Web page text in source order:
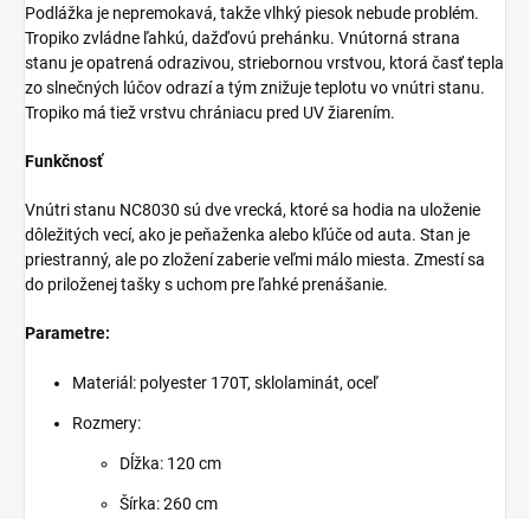
Podlážka je nepremokavá, takže vlhký piesok nebude problém.
Tropiko zvládne ľahkú, dažďovú prehánku. Vnútorná strana
stanu je opatrená odrazivou, striebornou vrstvou, ktorá časť tepla
zo slnečných lúčov odrazí a tým znižuje teplotu vo vnútri stanu.
Tropiko má tiež vrstvu chrániacu pred UV žiarením.
Funkčnosť
Vnútri stanu NC8030 sú dve vrecká, ktoré sa hodia na uloženie
dôležitých vecí, ako je peňaženka alebo kľúče od auta. Stan je
priestranný, ale po zložení zaberie veľmi málo miesta. Zmestí sa
do priloženej tašky s uchom pre ľahké prenášanie.
Parametre:
Materiál: polyester 170T, sklolaminát, oceľ
Rozmery:
Dĺžka: 120 cm
Šírka: 260 cm